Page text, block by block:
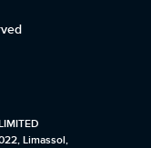
Limassol,